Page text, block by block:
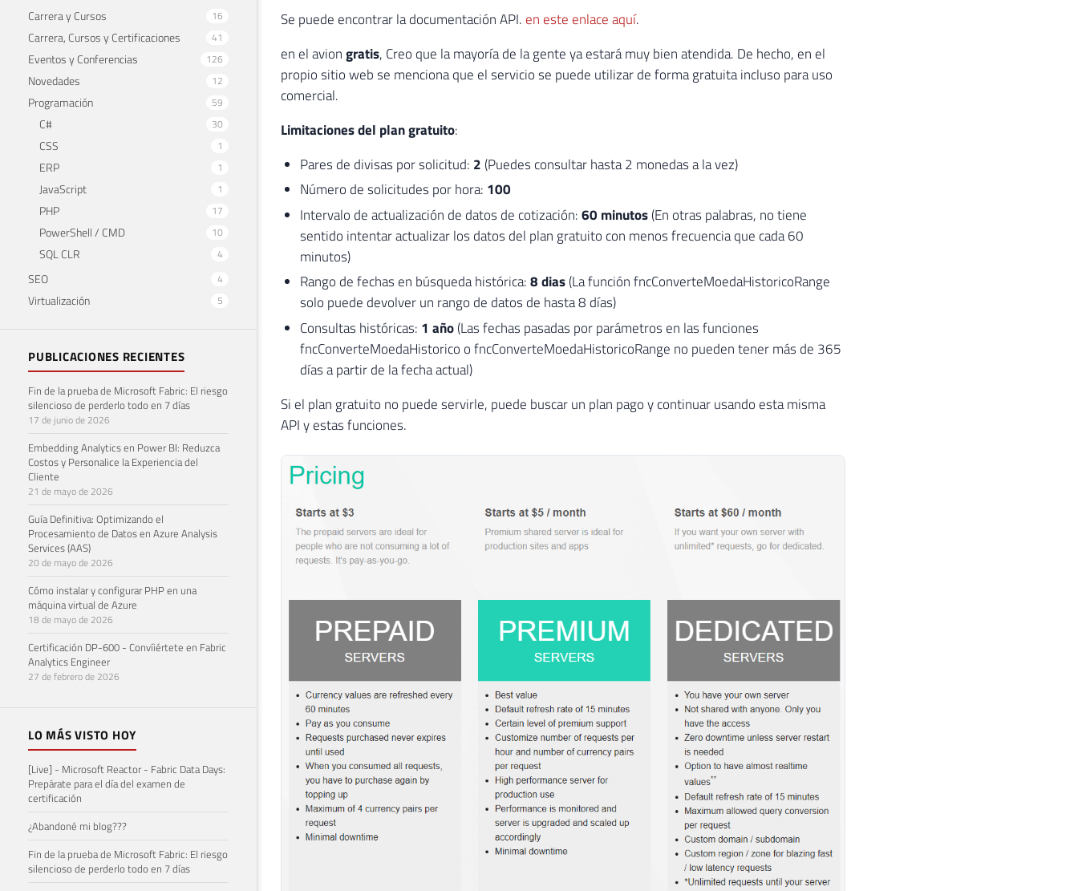
Carrera y Cursos 16
Carrera, Cursos y Certificaciones 41
Eventos y Conferencias 126
Novedades 12
Programación 59
C# 30
CSS 1
ERP 1
JavaScript 1
PHP 17
PowerShell / CMD 10
SQL CLR 4
SEO 4
Virtualización 5
PUBLICACIONES RECIENTES
Fin de la prueba de Microsoft Fabric: El riesgo
silencioso de perderlo todo en 7 días
17 de junio de 2026
Embedding Analytics en Power BI: Reduzca
Costos y Personalice la Experiencia del
Cliente
21 de mayo de 2026
Guía Definitiva: Optimizando el
Procesamiento de Datos en Azure Analysis
Services (AAS)
20 de mayo de 2026
Cómo instalar y configurar PHP en una
máquina virtual de Azure
18 de mayo de 2026
Certificación DP-600 - Convíiértete en Fabric
Analytics Engineer
27 de febrero de 2026
LO MÁS VISTO HOY
[Live] - Microsoft Reactor - Fabric Data Days:
Prepárate para el día del examen de
certificación
¿Abandoné mi blog???
Fin de la prueba de Microsoft Fabric: El riesgo
silencioso de perderlo todo en 7 días
Se puede encontrar la documentación API. en este enlace aquí.
en el aviongratis, Creo que la mayoría de la gente ya estará muy bien atendida. De hecho, en el
propio sitio web se menciona que el servicio se puede utilizar de forma gratuita incluso para uso
comercial.
Limitaciones del plan gratuito:
Pares de divisas por solicitud: 2 (Puedes consultar hasta 2 monedas a la vez)
Número de solicitudes por hora: 100
Intervalo de actualización de datos de cotización:60 minutos(En otras palabras, no tiene
sentido intentar actualizar los datos del plan gratuito con menos frecuencia que cada 60
minutos)
Rango de fechas en búsqueda histórica:8 dias(La función fncConverteMoedaHistoricoRange
solo puede devolver un rango de datos de hasta 8 días)
Consultas históricas: 1 año(Las fechas pasadas por parámetros en las funciones
fncConverteMoedaHistorico o fncConverteMoedaHistoricoRange no pueden tener más de 365
días a partir de la fecha actual)
Si el plan gratuito no puede servirle, puede buscar un plan pago y continuar usando esta misma
API y estas funciones.